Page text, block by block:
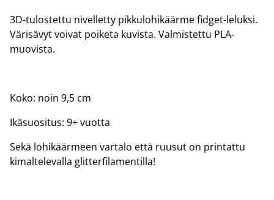
3D-tulostettu nivelletty pikkulohikäärme fidget-leluksi.
Värisävyt voivat poiketa kuvista. Valmistettu PLA-
muovista.
Koko: noin 9,5 cm
Ikäsuositus: 9+ vuotta
Sekä lohikäärmeen vartalo että ruusut on printattu
kimaltelevalla glitterfilamentilla!